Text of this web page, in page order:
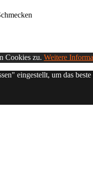
Cookies zu. Weitere
eingestellt, um das